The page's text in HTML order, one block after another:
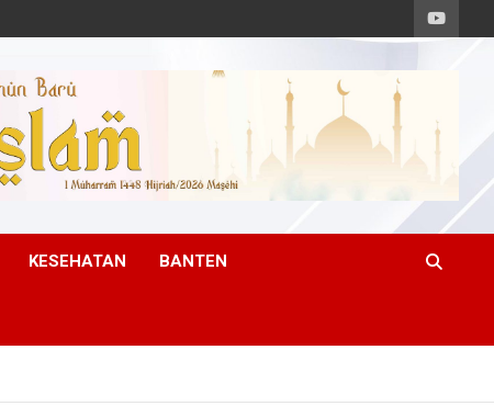
KESEHATAN BANTEN